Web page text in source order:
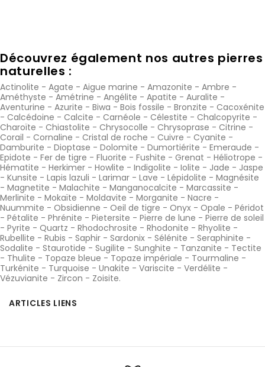
Découvrez également nos autres pierres
naturelles :
Actinolite - Agate - Aigue marine - Amazonite - Ambre -
Améthyste - Amétrine - Angélite - Apatite - Auralite -
Aventurine - Azurite - Biwa - Bois fossile - Bronzite - Cacoxénite
- Calcédoine - Calcite - Carnéole - Célestite - Chalcopyrite -
Charoïte - Chiastolite - Chrysocolle - Chrysoprase - Citrine -
Corail - Cornaline - Cristal de roche - Cuivre - Cyanite -
Damburite - Dioptase - Dolomite - Dumortiérite - Emeraude -
Epidote - Fer de tigre - Fluorite - Fushite - Grenat - Héliotrope -
Hématite - Herkimer - Howlite - Indigolite - Iolite - Jade - Jaspe
- Kunsite - Lapis lazuli - Larimar - Lave - Lépidolite - Magnésite
- Magnetite - Malachite - Manganocalcite - Marcassite -
Merlinite - Mokaïte - Moldavite - Morganite - Nacre -
Nuummite - Obsidienne - Oeil de tigre - Onyx - Opale - Péridot
- Pétalite - Phrénite - Pietersite - Pierre de lune - Pierre de soleil
- Pyrite - Quartz - Rhodochrosite - Rhodonite - Rhyolite -
Rubellite - Rubis - Saphir - Sardonix - Sélénite - Seraphinite -
Sodalite - Staurotide - Sugilite - Sunghite - Tanzanite - Tectite
- Thulite - Topaze bleue - Topaze impériale - Tourmaline -
Turkénite - Turquoise - Unakite - Variscite - Verdélite -
Vézuvianite - Zircon - Zoisite.
ARTICLES LIENS